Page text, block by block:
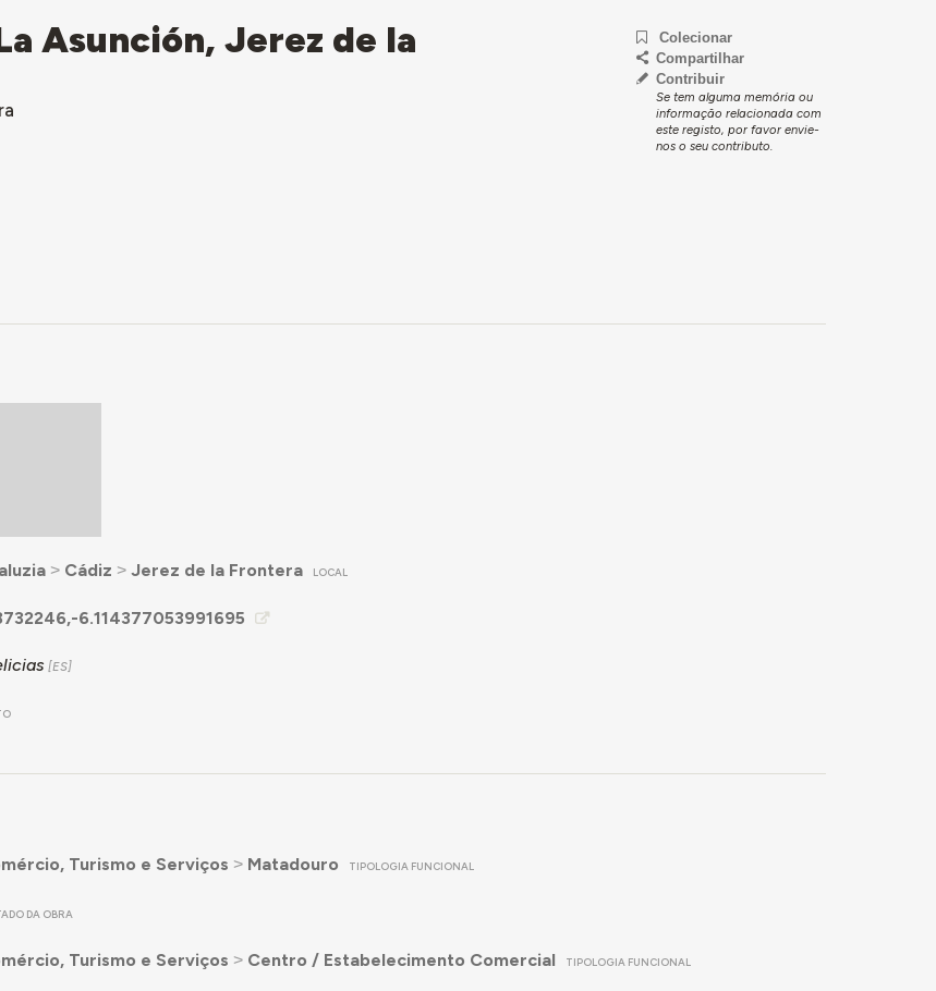
Asunción, Jerez de la
Colecionar
Compartilhar
Contribuir
Se tem alguma memória ou
informação relacionada com
este registo, por favor envie-
nos o seu contributo.
˃ Cádiz ˃ Jerez de la Frontera LOCAL
6.114377053991695
Turismo e Serviços ˃ Matadouro TIPOLOGIA FUNCIONAL
DA OBRA
Turismo e Serviços ˃ Centro / Estabelecimento Comercial TIPOLOGIA FUNCIONAL